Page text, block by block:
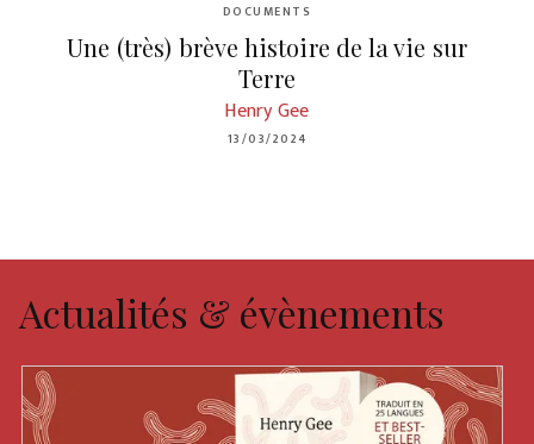
DOCUMENTS
Une (très) brève histoire de la vie sur
Terre
Henry Gee
13/03/2024
Actualités & évènements